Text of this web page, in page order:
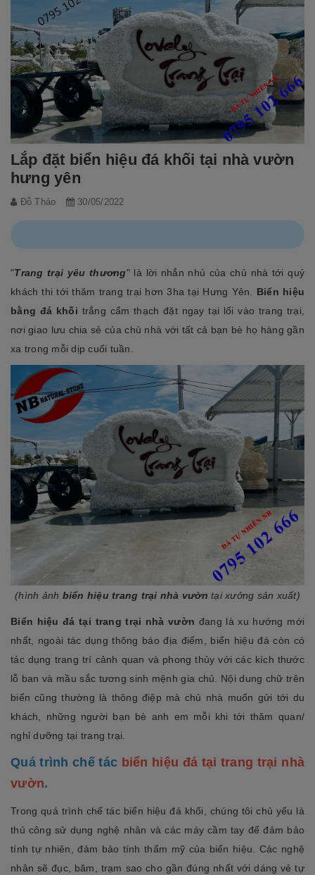
Lắp đặt biển hiệu đá khối tại nhà vườn
hưng yên
Đỗ Thảo 30/05/2022
"Trang trại yêu thương" là lời nhắn nhủ của chủ nhà tới quý
khách thi tới thăm trang trại hơn 3ha tại Hưng Yên. Biển hiệu
bằng đá khối trắng cẩm thạch đặt ngay tại lối vào trang trại,
nơi giao lưu chia sẻ của chủ nhà với tất cả bạn bè họ hàng gần
xa trong mỗi dịp cuối tuần.
(hình ảnh biển hiệu trang trại nhà vườn tại xưởng sản xuất)
Biển hiệu đá tại trang trại nhà vườn đang là xu hướng mới
nhất, ngoài tác dụng thông báo địa điểm, biển hiệu đá còn có
tác dụng trang trí cảnh quan và phong thủy với các kích thước
lỗ ban và mầu sắc tương sinh mệnh gia chủ. Nội dung chữ trên
biển cũng thường là thông điệp mà chủ nhà muốn gửi tới du
khách, những người bạn bè anh em mỗi khi tới thăm quan/
nghỉ dưỡng tại trang trại.
Quá trình chế tác biển hiệu đá tại trang trại nhà
vườn.
Trong quá trình chế tác biển hiệu đá khối, chúng tôi chủ yếu là
thủ công sử dụng nghệ nhân và các máy cầm tay để đảm bảo
tính tự nhiên, đảm bảo tính thẩm mỹ của biển hiệu. Các nghệ
nhân sẽ đục, băm, trạm sao cho gần đúng nhất với dáng vẻ tự